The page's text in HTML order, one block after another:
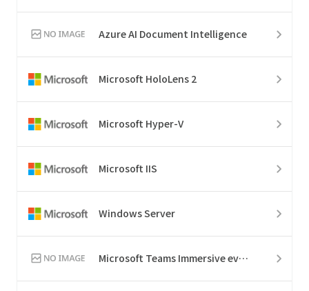
Azure AI Document Intelligence
Microsoft HoloLens 2
Microsoft Hyper-V
Microsoft IIS
Windows Server
Microsoft Teams Immersive events